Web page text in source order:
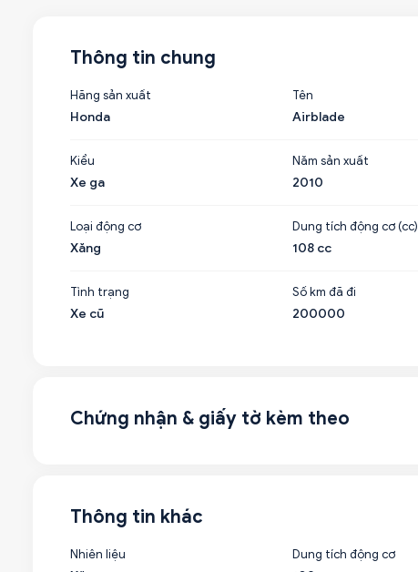
Thông tin chung
Hãng sản xuất
Honda
Tên
Airblade
Kiểu
Xe ga
Năm sản xuất
2010
Loại động cơ
Xăng
Dung tích động cơ (cc)
108 cc
Tình trạng
Xe cũ
Số km đã đi
200000
Chứng nhận & giấy tờ kèm theo
Thông tin khác
Nhiên liệu
Dung tích động cơ